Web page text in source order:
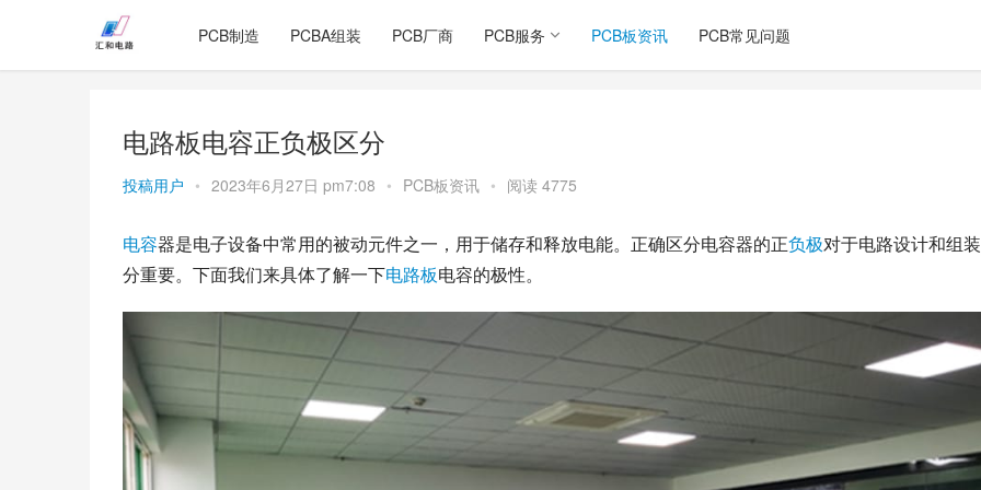
PCB制造 PCBA组装 PCB厂商 PCB服务 PCB板资讯 PCB常见问题
电路板电容正负极区分
投稿用户 • 2023年6月27日 pm7:08 • PCB板资讯 • 阅读 4775
电容器是电子设备中常用的被动元件之一，用于储存和释放电能。正确区分电容器的正负极对于电路设计和组
分重要。下面我们来具体了解一下电路板电容的极性。